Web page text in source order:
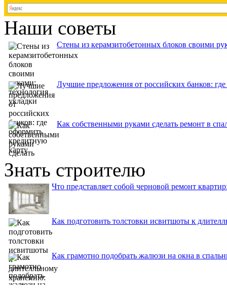
Наши советы
Стены из керамзитобетонных блоков своими
Лучшие предложения от российских банков:
Как собственными руками сделать ремонт в
Знать строителю
Что представляет собой черновой ремонт
Как подготовить толстовки исвитшоты к
Как грамотно подобрать жалюзи на окна в